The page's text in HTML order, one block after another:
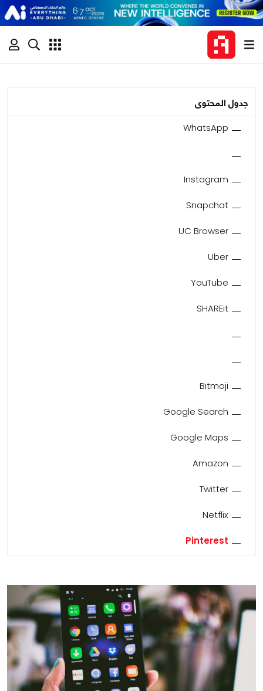
جدول المحتوى
WhatsApp
Instagram
Snapchat
UC Browser
Uber
YouTube
SHAREit
Bitmoji
Google Search
Google Maps
Amazon
Twitter
Netflix
Pinterest